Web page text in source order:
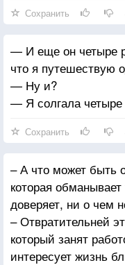
Сохранить
— И еще он четыре
что я путешествую
— Ну и?
— Я солгала четыре
Сохранить
– А что может быть
которая
доверяет, ни о чем
– Отвратительней
который занят
интересует жизнь